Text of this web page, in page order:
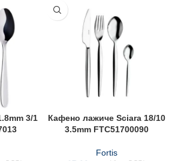
3/1
Кафено лажиче Sciara 18/10
3.5mm FTC51700090
Fortis